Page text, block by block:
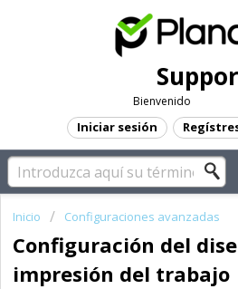
Bienvenido
Iniciar sesión
Inicio Configuraciones avanzadas
Configuración del
impresión del trabajo